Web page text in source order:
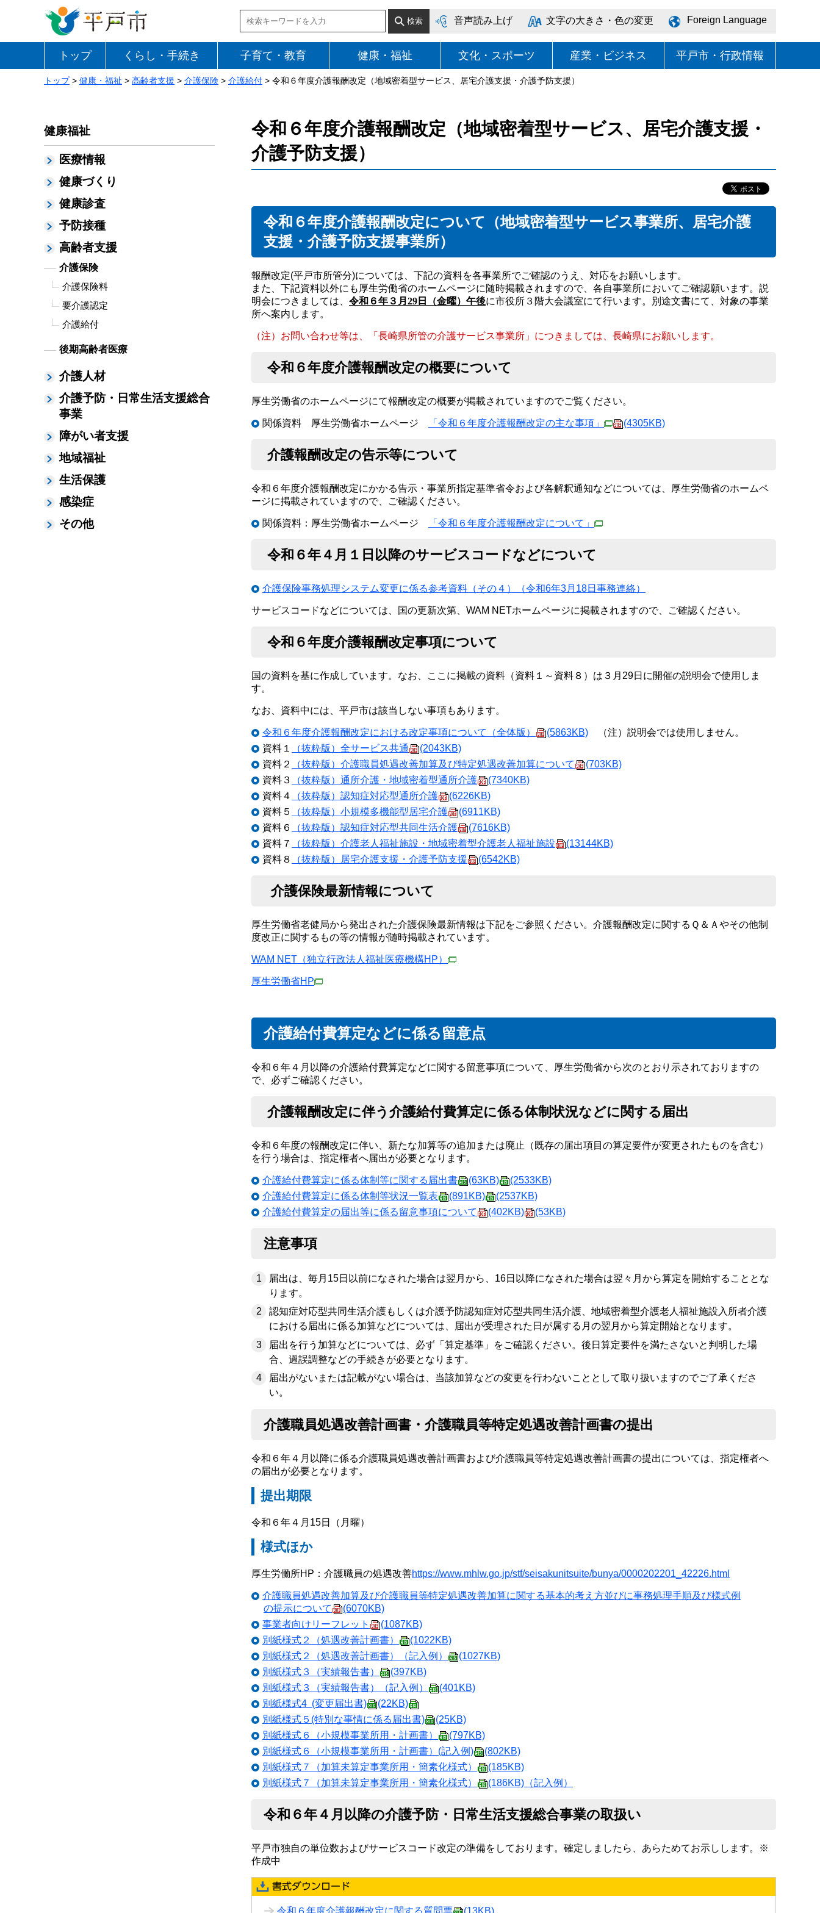
音声読み上げ 文字の大きさ・色の変更 Foreign Language
トップ くらし・手続き 子育て・教育 健康・福祉 文化・スポーツ 産業・ビジネス 平戸市・行政情報
トップ> 健康・福祉 > 高齢者支援 > 介護保険 > 介護給付 > 令和６年度介護報酬改定（地域密着型サービス、居宅介護支援・介護予防支援）
健康福祉
医療情報
健康づくり
健康診査
予防接種
高齢者支援
介護保険
介護保険料
要介護認定
介護給付
後期高齢者医療
介護人材
介護予防・日常生活支援総合
事業
障がい者支援
地域福祉
生活保護
感染症
その他
令和６年度介護報酬改定（地域密着型サービス、居宅介護支援・
介護予防支援）
令和６年度介護報酬改定について（地域密着型サービス事業所、居宅介護
支援・介護予防支援事業所）
報酬改定(平戸市所管分)については、下記の資料を各事業所でご確認のうえ、対応をお願いします。
また、下記資料以外にも厚生労働省のホームページに随時掲載されますので、各自事業所においてご確認願います。説
明会につきましては、 令和６年３月29日（金曜）午後に市役所３階大会議室にて行います。別途文書にて、対象の事業
所へ案内します。
（注）お問い合わせ等は、「長崎県所管の介護サービス事業所」につきましては、長崎県にお願いします。
令和６年度介護報酬改定の概要について
厚生労働省のホームページにて報酬改定の概要が掲載されていますのでご覧ください。
関係資料 厚生労働省ホームページ 「令和６年度介護報酬改定の主な事項」 (4305KB)
介護報酬改定の告示等について
令和６年度介護報酬改定にかかる告示・事業所指定基準省令および各解釈通知などについては、厚生労働省のホームペ
ージに掲載されていますので、ご確認ください。
関係資料：厚生労働省ホームページ 「令和６年度介護報酬改定について」
令和６年４月１日以降のサービスコードなどについて
介護保険事務処理システム変更に係る参考資料（その４）（令和6年3月18日事務連絡）
サービスコードなどについては、国の更新次第、WAM NETホームページに掲載されますので、ご確認ください。
令和６年度介護報酬改定事項について
国の資料を基に作成しています。なお、ここに掲載の資料（資料１～資料８）は３月29日に開催の説明会で使用しま
す。
なお、資料中には、平戸市は該当しない事項もあります。
令和６年度介護報酬改定における改定事項について（全体版） (5863KB) （注）説明会では使用しません。
資料１
（抜粋版）全サービス共通
(2043KB)
資料２
（抜粋版） 介護職員処遇改善加算及び特定処遇改善加算について
(703KB)
資料３
（抜粋版）通所介護・地域密着型通所介護
(7340KB)
資料４
（抜粋版）認知症対応型通所介護
(6226KB)
資料５
（抜粋版）小規模多機能型居宅介護
(6911KB)
資料６
（抜粋版）認知症対応型共同生活介護
(7616KB)
資料７
（抜粋版）介護老人福祉施設・地域密着型介護老人福祉施設
(13144KB)
資料８
（抜粋版）居宅介護支援・介護予防支援 (6542KB)
介護保険最新情報について
厚生労働省老健局から発出された介護保険最新情報は下記をご参照ください。介護報酬改定に関するＱ＆Ａやその他制
度改正に関するもの等の情報が随時掲載されています。
WAM NET（独立行政法人福祉医療機構HP）
厚生労働省HP
介護給付費算定などに係る留意点
令和６年４月以降の介護給付費算定などに関する留意事項について、厚生労働省から次のとおり示されておりますの
で、必ずご確認ください。
介護報酬改定に伴う介護給付費算定に係る体制状況などに関する届出
令和６年度の報酬改定に伴い、新たな加算等の追加または廃止（既存の届出項目の算定要件が変更されたものを含む）
を行う場合は、指定権者へ届出が必要となります。
介護給付費算定に係る体制等に関する届出書 (63KB)
(2533KB)
介護給付費算定に係る体制等状況一覧表
(891KB)
(2537KB)
介護給付費算定の届出等に係る留意事項について
(402KB) (53KB)
注意事項
届出は、毎月15日以前になされた場合は翌月から、16日以降になされた場合は翌々月から算定を開始することとな
ります。
認知症対応型共同生活介護もしくは介護予防認知症対応型共同生活介護、地域密着型介護老人福祉施設入所者介護
における届出に係る加算などについては、届出が受理された日が属する月の翌月から算定開始となります。
届出を行う加算などについては、必ず「算定基準」をご確認ください。後日算定要件を満たさないと判明した場
合、過誤調整などの手続きが必要となります。
届出がないまたは記載がない場合は、当該加算などの変更を行わないこととして取り扱いますのでご了承くださ
い。
介護職員処遇改善計画書・介護職員等特定処遇改善計画書の提出
令和６年４月以降に係る介護職員処遇改善計画書および介護職員等特定処遇改善計画書の提出については、指定権者へ
の届出が必要となります。
提出期限
令和６年４月15日（月曜）
様式ほか
厚生労働所HP：介護職員の処遇改善https://www.mhlw.go.jp/stf/seisakunitsuite/bunya/0000202201_42226.html
介護職員処遇改善加算及び介護職員等特定処遇改善加算に関する基本的考え方並びに事務処理手順及び様式例
の提示について
(6070KB)
事業者向けリーフレット
(1087KB)
別紙様式２（処遇改善計画書）
(1022KB)
別紙様式２（処遇改善計画書）（記入例）
(1027KB)
別紙様式３（実績報告書）
(397KB)
別紙様式３（実績報告書）
（記入例）
(401KB)
別紙様式4 (変更届出書)
(22KB)
別紙様式５(特別な事情に係る届出書)
(25KB)
別紙様式６（小規模事業所用・計画書）
(797KB)
別紙様式６（小規模事業所用・計画書）(記入例)
(802KB)
別紙様式７（加算未算定事業所用・簡素化様式）
(185KB)
別紙様式７（加算未算定事業所用・簡素化様式）
(186KB) （記入例）
令和６年４月以降の介護予防・日常生活支援総合事業の取扱い
平戸市独自の単位数およびサービスコード改定の準備をしております。確定しましたら、あらためてお示しします。※
作成中